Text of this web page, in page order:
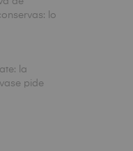
lo
la
pide